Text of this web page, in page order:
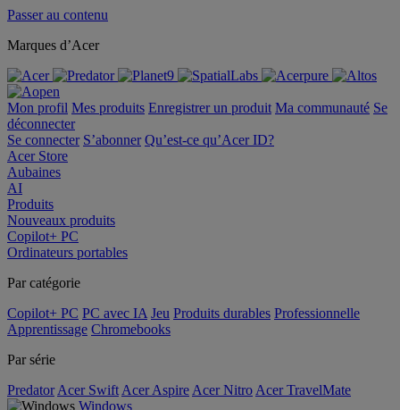
Passer au contenu
Marques d’Acer
Mon profil Mes produits Enregistrer un produit Ma communauté Se
déconnecter
Se connecter S’abonner Qu’est-ce qu’Acer ID?
Acer Store
Aubaines
AI
Produits
Nouveaux produits
Copilot+ PC
Ordinateurs portables
Par catégorie
Copilot+ PC PC avec IA Jeu Produits durables Professionnelle
Apprentissage Chromebooks
Par série
Predator Acer Swift Acer Aspire Acer Nitro Acer TravelMate
Windows